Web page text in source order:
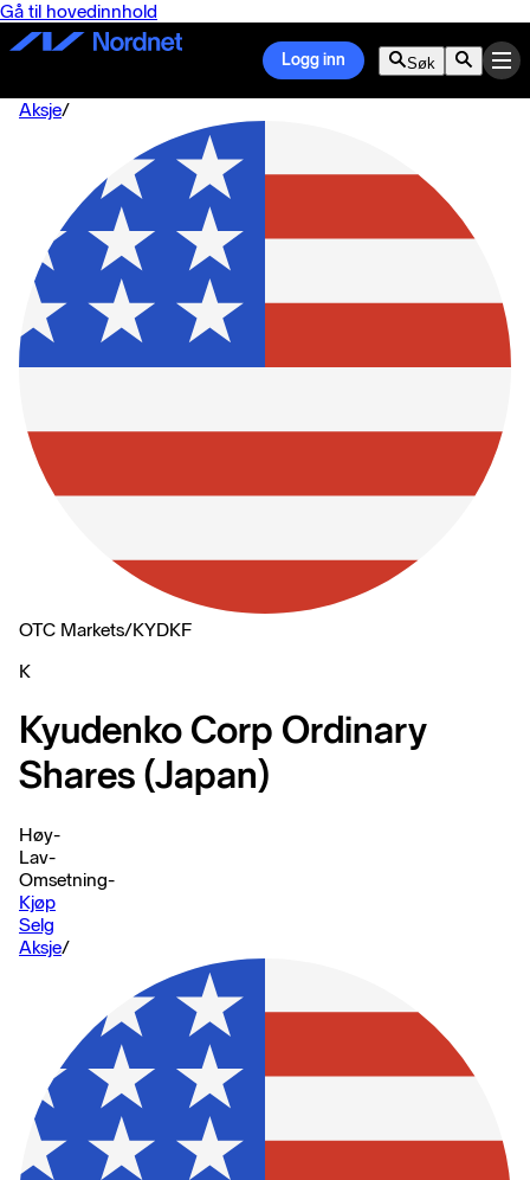
Gå til hovedinnhold
Logg inn Søk
Aksje/
OTC Markets/KYDKF
K
Kyudenko Corp Ordinary
Shares (Japan)
Høy-
Lav-
Omsetning-
Kjøp
Selg
Aksje/